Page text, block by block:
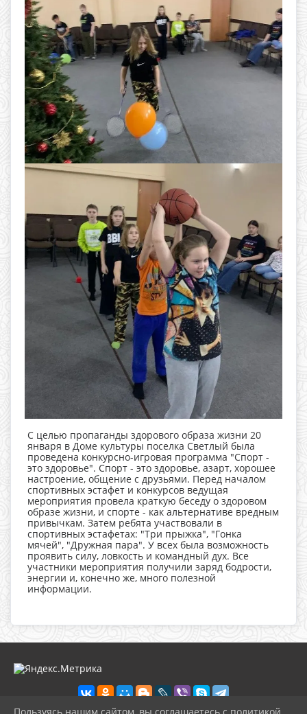
С целью пропаганды здорового образа жизни 20
января в Доме культуры поселка Светлый была
проведена конкурсно-игровая программа "Спорт -
это здоровье". Спорт - это здоровье, азарт, хорошее
настроение, общение с друзьями. Перед началом
спортивных эстафет и конкурсов ведущая
мероприятия провела краткую беседу о здоровом
образе жизни, и спорте - как альтернативе вредным
привычкам. Затем ребята участвовали в
спортивных эстафетах: "Три прыжка", "Гонка
мячей", "Дружная пара". У всех была возможность
проявить силу, ловкость и командный дух. Все
участники мероприятия получили заряд бодрости,
энергии и, конечно же, много полезной
информации.